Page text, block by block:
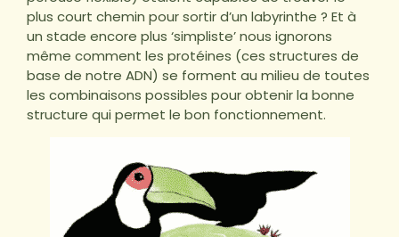
plus court chemin pour sortir d’un labyrinthe ? Et à
un stade encore plus ‘simpliste’ nous ignorons
même comment les protéines (ces structures de
base de notre ADN) se forment au milieu de toutes
les combinaisons possibles pour obtenir la bonne
structure qui permet le bon fonctionnement.